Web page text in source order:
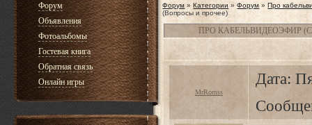
Форум
Объявления
Фотоальбомы
Гостевая книга
Обратная связь
Онлайн игры
Форум » Категории » Форум » Про
(Вопросы и прочее)
ПРО КАБЕЛЬВИДЕОЭФИР
MrRomss
Дата: